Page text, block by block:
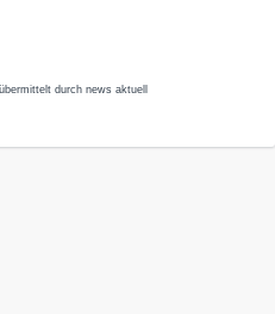
durch news aktuell